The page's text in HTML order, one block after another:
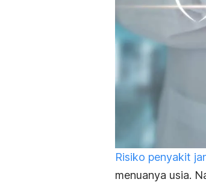
Risiko penyakit
menuanya usia.